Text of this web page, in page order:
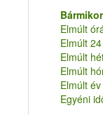
Bármikor
Elmúlt
Elmúlt
Elmúlt
Elmúlt
Elmúlt év
Egyéni